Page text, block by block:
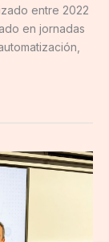
entre 2022
en jornadas